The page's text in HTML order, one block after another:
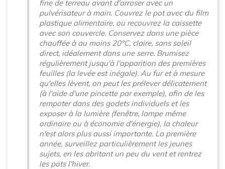
fine de terreau avant d'arroser avec un
pulvérisateur à main. Couvrez le pot avec du film
plastique alimentaire, ou recouvrez la caissette
avec son couvercle. Conservez dans une pièce
chauffée à au moins 20°C, claire, sans soleil
direct, idéalement dans une serre. Brumisez
régulièrement jusqu'à l'apparition des premières
feuilles (la levée est inégale). Au fur et à mesure
qu'elles lèvent, on peut les prélever délicatement
(à l'aide d'une pincette par exemple), afin de les
rempoter dans des godets individuels et les
exposer à la lumière (fenêtre, lampe même
ordinaire ou à économie d'énergie), la chaleur
n'est alors plus aussi importante. La première
année, surveillez particulièrement les jeunes
sujets, en les abritant un peu du vent et rentrez
les pots l'hiver.